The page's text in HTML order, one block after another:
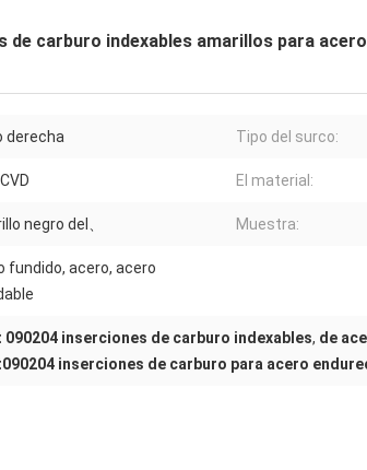
de carburo indexables amarillos para
derecha Tipo del surco:
El material:
negro del、 Muestra:
fundido, acero, acero
090204 inserciones de carburo indexables, de
inserciones de carburo para acero